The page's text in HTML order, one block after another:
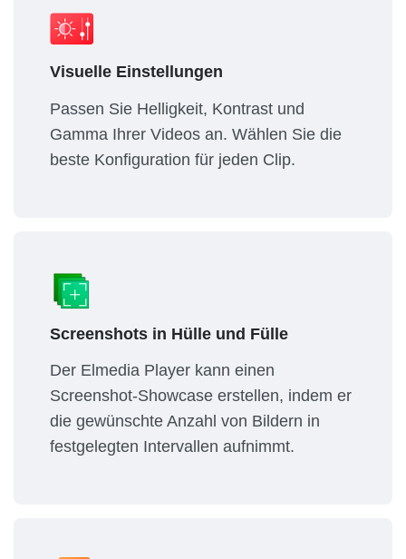
Visuelle Einstellungen
Passen Sie Helligkeit, Kontrast und
Gamma Ihrer Videos an. Wählen Sie die
beste Konfiguration für jeden Clip.
Screenshots in Hülle und Fülle
Der Elmedia Player kann einen
Screenshot-Showcase erstellen, indem er
die gewünschte Anzahl von Bildern in
festgelegten Intervallen aufnimmt.